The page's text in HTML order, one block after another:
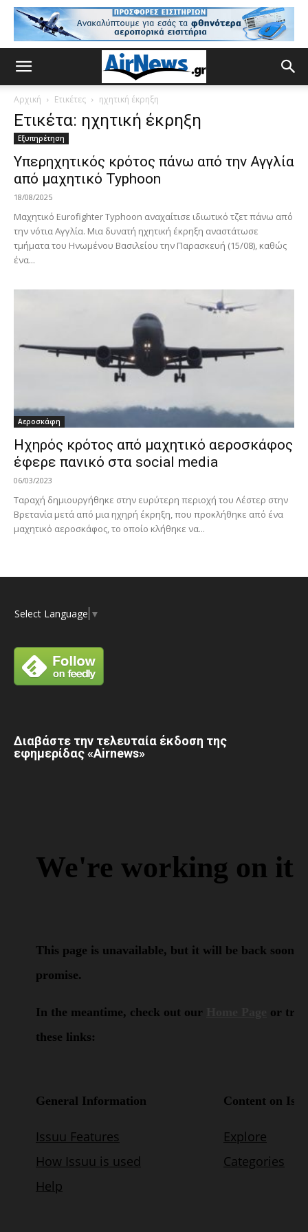
Αρχική Ετικέτες ηχητική έκρηξη
Ετικέτα: ηχητική έκρηξη
Εξυπηρέτηση
Υπερηχητικός κρότος πάνω από την Αγγλία
από μαχητικό Typhoon
18/08/2025
Μαχητικό Eurofighter Typhoon αναχαίτισε ιδιωτικό τζετ πάνω από
την νότια Αγγλία. Μια δυνατή ηχητική έκρηξη αναστάτωσε
τμήματα του Ηνωμένου Βασιλείου την Παρασκευή (15/08), καθώς
ένα...
Αεροσκάφη
Ηχηρός κρότος από μαχητικό αεροσκάφος
έφερε πανικό στα social media
06/03/2023
Ταραχή δημιουργήθηκε στην ευρύτερη περιοχή του Λέστερ στην
Βρετανία μετά από μια ηχηρή έκρηξη, που προκλήθηκε από ένα
μαχητικό αεροσκάφος, το οποίο κλήθηκε να...
Select Language ▼
Διαβάστε την τελευταία έκδοση της
εφημερίδας «Airnews»